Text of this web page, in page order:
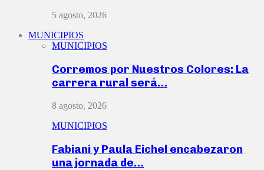
5 agosto, 2026
MUNICIPIOS
MUNICIPIOS
Corremos por Nuestros Colores: La
carrera rural será…
8 agosto, 2026
MUNICIPIOS
Fabiani y Paula Eichel encabezaron
una jornada de…